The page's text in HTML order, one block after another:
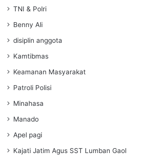
TNI & Polri
Benny Ali
disiplin anggota
Kamtibmas
Keamanan Masyarakat
Patroli Polisi
Minahasa
Manado
Apel pagi
Kajati Jatim Agus SST Lumban Gaol